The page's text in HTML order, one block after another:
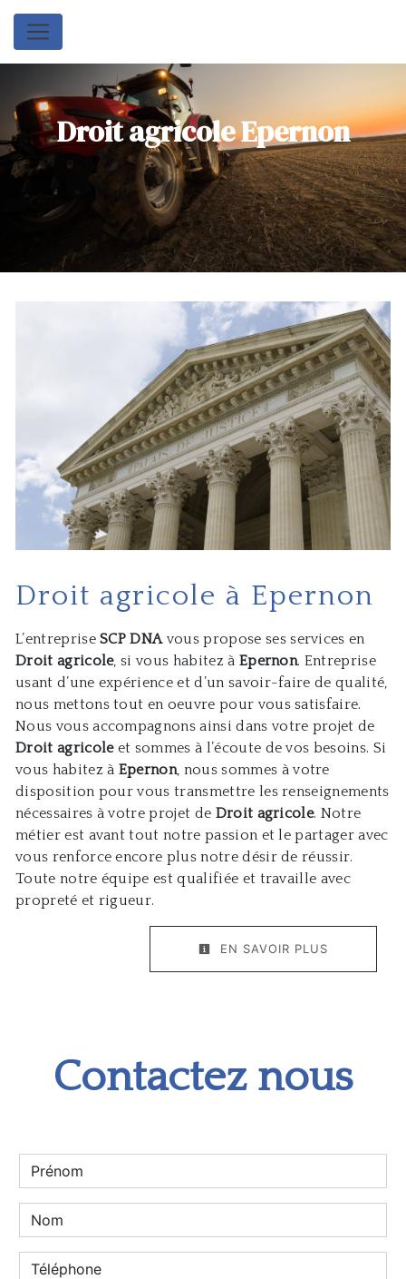
Panneau de gestion des cookies
Droit agricole Epernon
Droit agricole à Epernon
L’entrepriseSCP DNAvous propose ses services en
Droit agricole, si vous habitez à Epernon. Entreprise
usant d’une expérience et d’un savoir-faire de qualité,
nous mettons tout en oeuvre pour vous satisfaire.
Nous vous accompagnons ainsi dans votre projet de
Droit agricoleet sommes à l’écoute de vos besoins. Si
vous habitez à Epernon, nous sommes à votre
disposition pour vous transmettre les renseignements
nécessaires à votre projet de Droit agricole. Notre
métier est avant tout notre passion et le partager avec
vous renforce encore plus notre désir de réussir.
Toute notre équipe est qualifiée et travaille avec
propreté et rigueur.
EN SAVOIR PLUS
Contactez nous